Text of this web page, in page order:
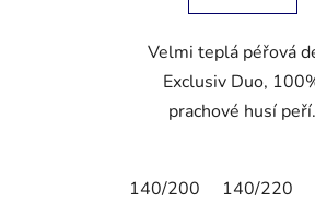
Velmi teplá péřová
Exclusiv Duo,
prachové husí peří.
140/200 140/220